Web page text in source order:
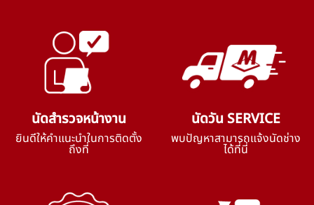
นัดสำรวจหน้างาน
ยินดีให้คำแนะนำในการติดตั้ง
ถึงที่
นัดวัน SERVICE
พบปัญหาสามารถแจ้งนัดช่าง
ได้ที่นี่